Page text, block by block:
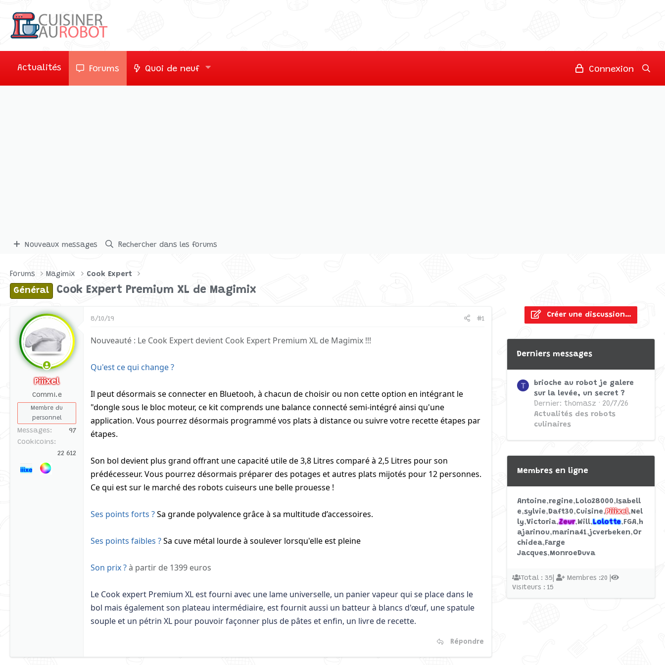
Actualités Forums Quoi de neuf Connexion
Nouveaux messages Rechercher dans les forums
Forums Magimix Cook Expert
Général Cook Expert Premium XL de Magimix
Piiixel
Commi.e
Membre du
personnel
Messages
97
Cookicoins
22 612
8/10/19 #1
Nouveauté : Le Cook Expert devient Cook Expert Premium XL de Magimix !!!
Qu'est ce qui change ?
Il peut désormais se connecter en Bluetooh, à chacun de choisir ou non cette option en intégrant le
"dongle sous le bloc moteur, ce kit comprends une balance connecté semi-intégré ainsi qu'une
application. Vous pourrez désormais programmé vos plats à distance ou suivre votre recette étapes par
étapes.
Son bol devient plus grand offrant une capacité utile de 3,8 Litres comparé à 2,5 Litres pour son
prédécesseur. Vous pourrez désormais préparer des potages et autres plats mijotés pour 12 personnes.
Ce qui est sur le marché des robots cuiseurs une belle prouesse !
Ses points forts ?Sa grande polyvalence grâce à sa multitude d’accessoires.
Ses points faibles ?Sa cuve métal lourde à soulever lorsqu'elle est pleine
Son prix ?à partir de 1399 euros
Le Cook expert Premium XL est fourni avec une lame universelle, un panier vapeur qui se place dans le
bol mais également son plateau intermédiaire, est fournit aussi un batteur à blancs d'œuf, une spatule
souple et un pétrin XL pour pouvoir façonner plus de pâtes et enfin, un livre de recette.
Répondre
Créer une discussion…
Derniers messages
T
brioche au robot je galere
sur la levée, un secret ?
Dernier: thomasz
20/7/26
Actualités des robots
culinaires
Membres en ligne
Antoine regine Lolo28000 Isabell
e sylvie Daft30 Cuisine Piiixel Nel
ly Victoria Zeur Will Lolotte FGA h
ajarinou marina41 jcverbeken Or
chidea Farge
Jacques MonroeDuva
Total : 35|
Membres :20 |
Visiteurs : 15